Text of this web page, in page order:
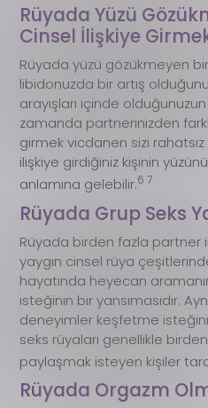
Rüyada Yüzü
Cinsel İlişkiye
Rüyada yüzü gözükmeyen
libidonuzda bir artış
arayışları içinde
zamanda partnerinizden
girmek vicdanen sizi
ilişkiye girdiğiniz kişinin
anlamına gelebilir.6 7
Rüyada Grup Seks
Rüyada birden fazla partner
yaygın cinsel rüya
hayatında heyecan
isteğinin bir yansımasıdır.
deneyimler keşfetme
seks rüyaları genellikle
paylaşmak isteyen kişiler
Rüyada Orgazm